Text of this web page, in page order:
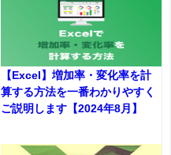
【Excel】増加率・変化率を計
算する方法を一番わかりやすく
ご説明します【2024年8月】